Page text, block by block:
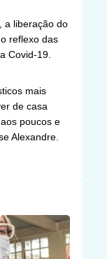
a liberação do
reflexo das
Covid-19.
mais
de casa
poucos e
Alexandre.